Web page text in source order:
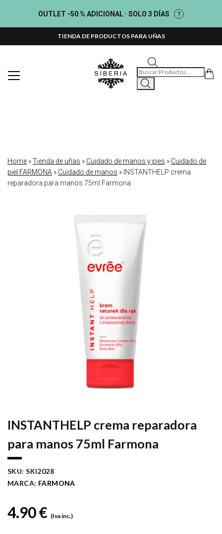
OUTLET -50 % ADICIONAL · SOLO 3 DÍAS
TIENDA DE PRODUCTOS PARA UÑAS
Búsqueda de productos
Home »Tienda de uñas » Cuidado de manos y pies » Cuidado de
piel FARMONA » Cuidado de manos » INSTANTHELP crema
reparadora para manos 75ml Farmona
INSTANTHELP crema reparadora
para manos 75ml Farmona
SKU:SKI2028
MARCA: FARMONA
4.90€ (Iva inc.)